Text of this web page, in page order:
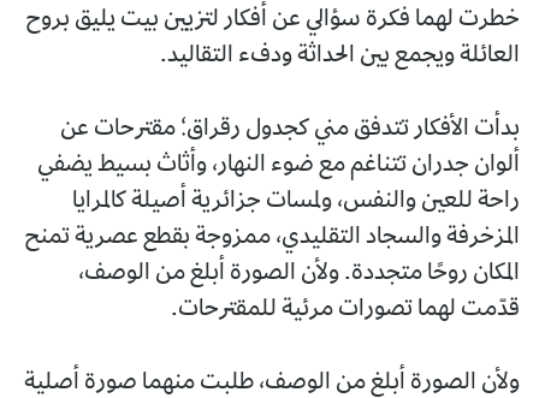
خطرت لهما فكرة سؤالي عن أفكار لتزيين بيت يليق بروح
العائلة ويجمع بين الحداثة ودفء التقاليد.
بدأت الأفكار تتدفق مني كجدول رقراق؛ مقترحات عن
ألوان جدران تتناغم مع ضوء النهار، وأثاث بسيط يضفي
راحة للعين والنفس، ولمسات جزائرية أصيلة كالمرايا
المزخرفة والسجاد التقليدي، ممزوجة بقطع عصرية تمنح
المكان روحًا متجددة. ولأن الصورة أبلغ من الوصف،
قدّمت لهما تصورات مرئية للمقترحات.
ولأن الصورة أبلغ من الوصف، طلبت منهما صورة أصلية